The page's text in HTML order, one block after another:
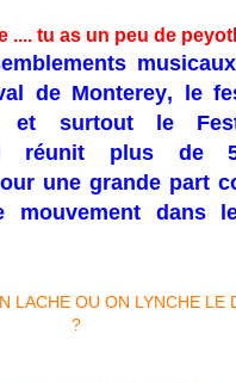
.... tu as un peu de
de Monterey, le
et surtout le
réunit plus de
une grande part
mouvement dans